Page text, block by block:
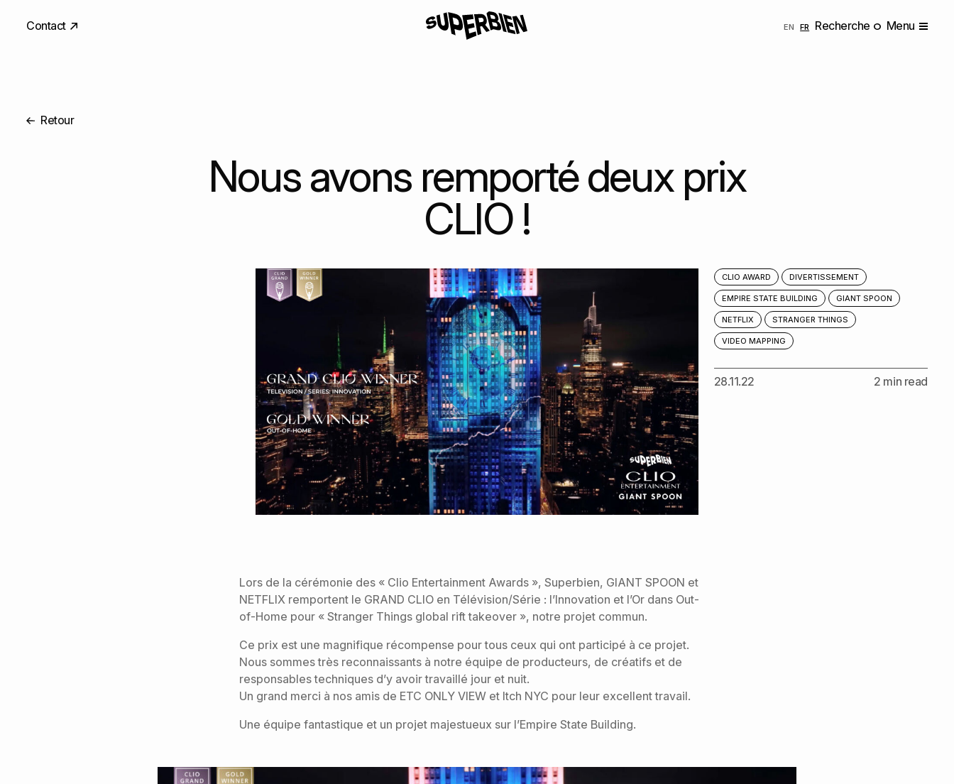
EN ENGLISH
FR FRANÇAIS
Recherche Menu
Contact
Retour
Nous avons remporté deux prix
CLIO !
CLIO AWARD DIVERTISSEMENT
EMPIRE STATE BUILDING GIANT SPOON
NETFLIX STRANGER THINGS
VIDEO MAPPING
28.11.22 2 min read
Lors de la cérémonie des « Clio Entertainment Awards », Superbien, GIANT SPOON et
NETFLIX remportent le GRAND CLIO en Télévision/Série : l’Innovation et l’Or dans Out-
of-Home pour « Stranger Things global rift takeover », notre projet commun.
Ce prix est une magnifique récompense pour tous ceux qui ont participé à ce projet.
Nous sommes très reconnaissants à notre équipe de producteurs, de créatifs et de
responsables techniques d’y avoir travaillé jour et nuit.
Un grand merci à nos amis de ETC ONLY VIEW et Itch NYC pour leur excellent travail.
Une équipe fantastique et un projet majestueux sur l’Empire State Building.